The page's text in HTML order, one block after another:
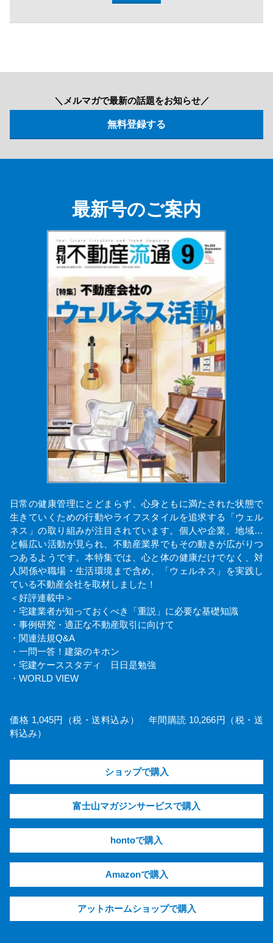
＼メルマガで最新の話題をお知らせ／
最新号のご案内
日常の健康管理にとどまらず、心身ともに満たされた状態で
生きていくための行動やライフスタイルを追求する「ウェル
ネス」の取り組みが注目されています。個人や企業、地域…
と幅広い活動が見られ、不動産業界でもその動きが広がりつ
つあるようです。本特集では、心と体の健康だけでなく、対
人関係や職場・生活環境まで含め、「ウェルネス」を実践し
ている不動産会社を取材しました！
＜好評連載中＞
・宅建業者が知っておくべき「重説」に必要な基礎知識
・事例研究・適正な不動産取引に向けて
・関連法規Q&A
・一問一答！建築のキホン
・宅建ケーススタディ 日日是勉強
・WORLD VIEW
価格 1,045円（税・送料込み） 年間購読 10,266円（税・送
料込み）
ショップで購入
富士山マガジンサービスで購入
hontoで購入
Amazonで購入
アットホームショップで購入